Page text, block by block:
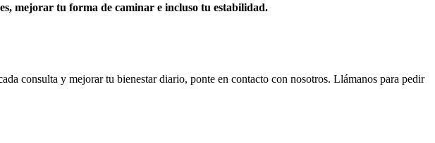
mejorar tu forma de caminar e incluso tu estabilidad.
consulta y mejorar tu bienestar diario, ponte en contacto con nosotros. Llámanos para pedir